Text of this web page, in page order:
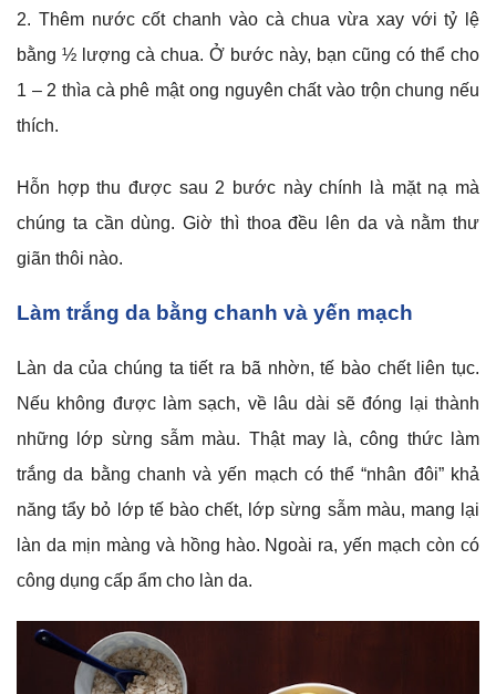
Thêm nước cốt chanh vào cà chua vừa xay với tỷ lệ
bằng ½ lượng cà chua. Ở bước này, bạn cũng có thể cho
1 – 2 thìa cà phê mật ong nguyên chất vào trộn chung nếu
thích.
Hỗn hợp thu được sau 2 bước này chính là mặt nạ mà
chúng ta cần dùng. Giờ thì thoa đều lên da và nằm thư
giãn thôi nào.
Làm trắng da bằng chanh và yến mạch
Làn da của chúng ta tiết ra bã nhờn, tế bào chết liên tục.
Nếu không được làm sạch, về lâu dài sẽ đóng lại thành
những lớp sừng sẫm màu. Thật may là, công thức làm
trắng da bằng chanh và yến mạch có thể “nhân đôi” khả
năng tẩy bỏ lớp tế bào chết, lớp sừng sẫm màu, mang lại
làn da mịn màng và hồng hào. Ngoài ra, yến mạch còn có
công dụng cấp ẩm cho làn da.